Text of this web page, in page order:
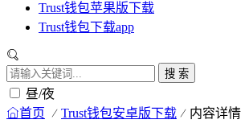
Trust钱包苹果版下载
Trust钱包下载app
搜 索
昼/夜
首页 Trust钱包安卓版下载 内容详情